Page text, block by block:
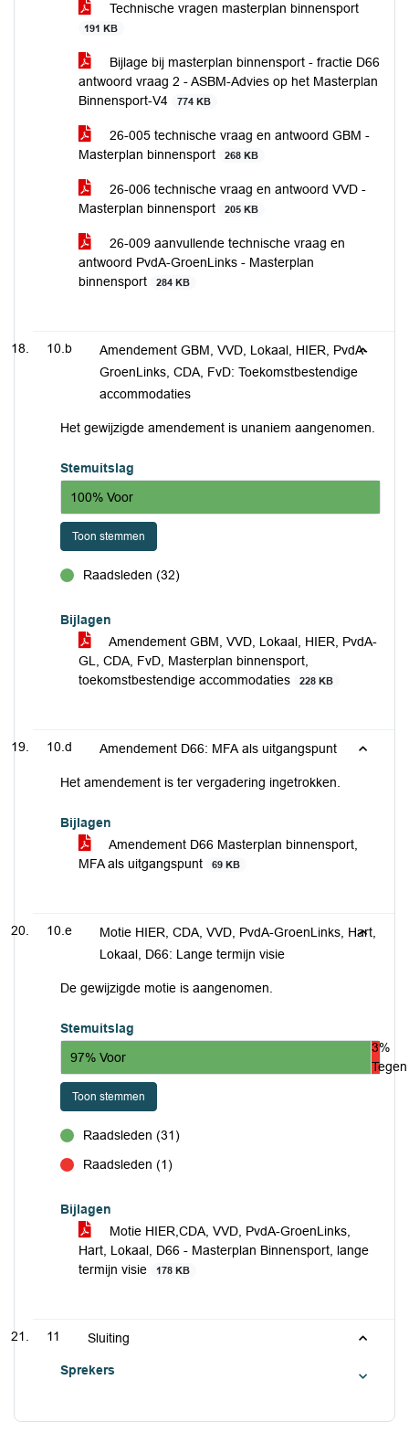
Technische vragen masterplan binnensport
191 KB
Bijlage bij masterplan binnensport - fractie D66
antwoord vraag 2 - ASBM-Advies op het Masterplan
Binnensport-V4
774 KB
26-005 technische vraag en antwoord GBM -
Masterplan binnensport
268 KB
26-006 technische vraag en antwoord VVD -
Masterplan binnensport
205 KB
26-009 aanvullende technische vraag en
antwoord PvdA-GroenLinks - Masterplan
binnensport
284 KB
10.b
Amendement GBM, VVD, Lokaal, HIER, PvdA-
GroenLinks, CDA, FvD: Toekomstbestendige
accommodaties
Het gewijzigde amendement is unaniem aangenomen.
Stemuitslag
100% Voor
Toon stemmen
Raadsleden (32)
Bijlagen
Amendement GBM, VVD, Lokaal, HIER, PvdA-
GL, CDA, FvD, Masterplan binnensport,
toekomstbestendige accommodaties
228 KB
10.d Amendement D66: MFA als uitgangspunt
Het amendement is ter vergadering ingetrokken.
Bijlagen
Amendement D66 Masterplan binnensport,
MFA als uitgangspunt
69 KB
10.e
Motie HIER, CDA, VVD, PvdA-GroenLinks, Hart,
Lokaal, D66: Lange termijn visie
De gewijzigde motie is aangenomen.
Stemuitslag
97% Voor
3%
Tegen
Toon stemmen
Raadsleden (31)
Raadsleden (1)
Bijlagen
Motie HIER,CDA, VVD, PvdA-GroenLinks,
Hart, Lokaal, D66 - Masterplan Binnensport, lange
termijn visie
178 KB
11 Sluiting
Sprekers